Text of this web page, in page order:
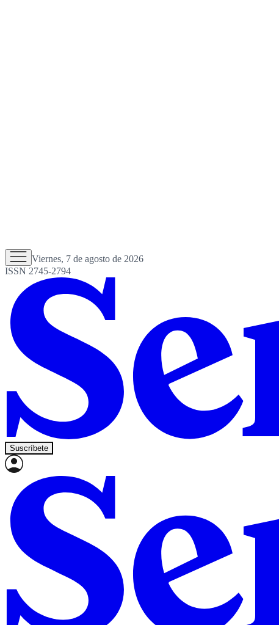
Viernes, 7 de agosto de 2026
ISSN 2745-2794
Suscríbete